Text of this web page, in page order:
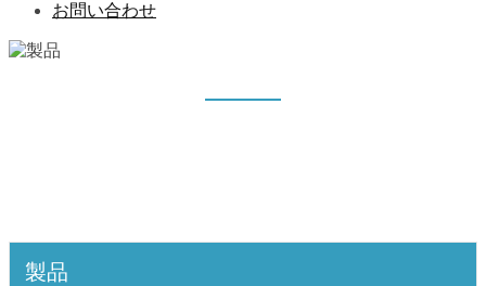
お問い合わせ
製品